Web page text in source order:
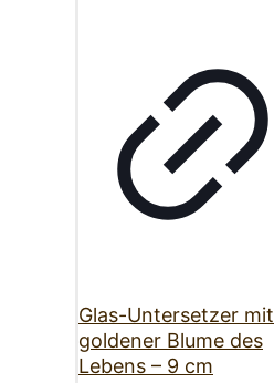
Glas-Untersetzer mit
goldener Blume des
Lebens – 9 cm